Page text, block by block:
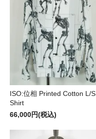
ISO:位相 Printed Cotton L/S
Shirt
66,000円(税込)